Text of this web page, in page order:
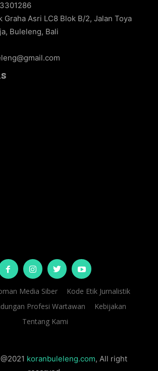
Graha Asri LC8 Blok B/2, Jalan Toya
Buleleng, Bali
Media Siber
Kode Etik Jurnalistik
Profesi Wartawan
Kebijakan
Tentang Kami
koranbuleleng.com, All right